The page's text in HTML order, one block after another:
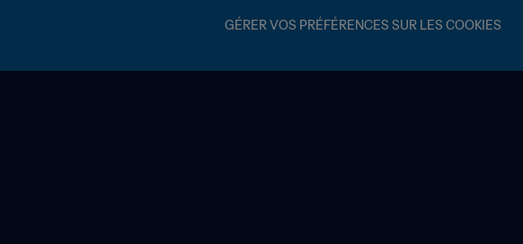
GÉRER VOS PRÉFÉRENCES SUR LES COOKIES